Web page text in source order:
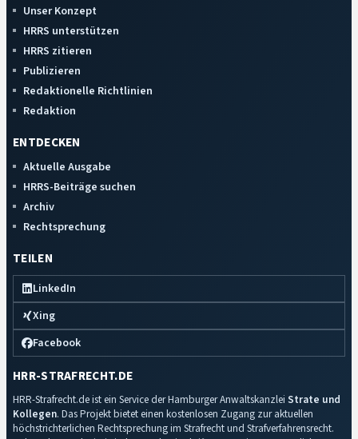
Unser Konzept
HRRS unterstützen
HRRS zitieren
Publizieren
Redaktionelle Richtlinien
Redaktion
ENTDECKEN
Aktuelle Ausgabe
HRRS-Beiträge suchen
Archiv
Rechtsprechung
TEILEN
LinkedIn
Xing
Facebook
HRR-STRAFRECHT.DE
HRR-Strafrecht.de ist ein Service der Hamburger Anwaltskanzlei Strate und
Kollegen. Das Projekt bietet einen kostenlosen Zugang zur aktuellen
höchstrichterlichen Rechtsprechung im Strafrecht und Strafverfahrensrecht.